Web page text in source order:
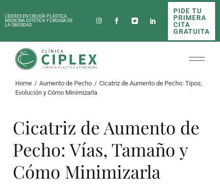
LÍDERES EN CIRUGÍA PLÁSTICA,
MEDICINA ESTÉTICA Y CIRUGÍA DE
LA OBESIDAD
PIDE TU
PRIMERA
CITA
GRATUITA
Home Aumento de Pecho
Cicatriz de Aumento de Pecho: Tipos,
Evolución y Cómo Minimizarla
Cicatriz de Aumento de
Pecho: Vías, Tamaño y
Cómo Minimizarla